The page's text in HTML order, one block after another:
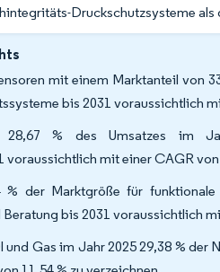
Druckschutzsysteme als
mit einem Marktanteil von
bis 2031 voraussichtlich
28,67 % des Umsatzes im
mit einer CAGR von
% der Marktgröße für
bis 2031 voraussichtlich
Gas im Jahr 2025 29,38 %